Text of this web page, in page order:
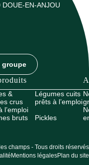
groupe
DOUE-EN-ANJOU
&
crus
l’emploi
Légumes cuits
prêts à l’emploi
bruts
Pickles
champs - Tous droits réservés
Mentions légalesPlan du site